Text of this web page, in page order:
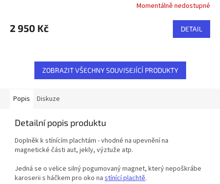
produktu
je
Momentálně nedostupné
2 950 Kč DETAIL
ZOBRAZIT VŠECHNY SOUVISEJÍCÍ PRODUKTY
Popis Diskuze
Detailní popis produktu
Doplněk k stínícím plachtám - vhodné na upevnění na
magnetické části aut, jekly, výztuže atp.
Jedná se o velice silný pogumovaný magnet, který nepoškrábe
karoserii s háčkem pro oko na stínící plachtě.